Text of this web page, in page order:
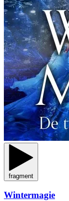
fragment
Wintermagie